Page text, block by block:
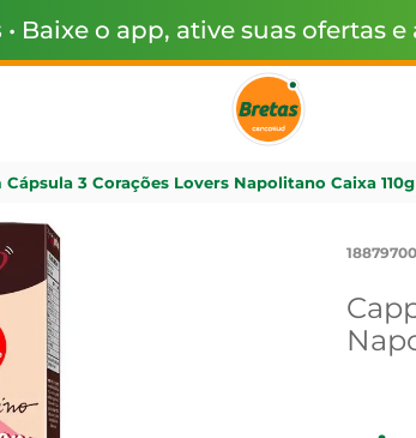
• Baixe o app, ative suas ofertas
3 Corações Lovers Napolitano Caixa